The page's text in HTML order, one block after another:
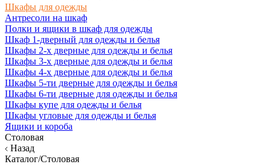
Шкафы для одежды
Антресоли на шкаф
Полки и ящики в шкаф для одежды
Шкаф 1-дверный для одежды и белья
Шкафы 2-х дверные для одежды и белья
Шкафы 3-х дверные для одежды и белья
Шкафы 4-х дверные для одежды и белья
Шкафы 5-ти дверные для одежды и белья
Шкафы 6-ти дверные для одежды и белья
Шкафы купе для одежды и белья
Шкафы угловые для одежды и белья
Ящики и короба
Столовая
Назад
Каталог/Столовая